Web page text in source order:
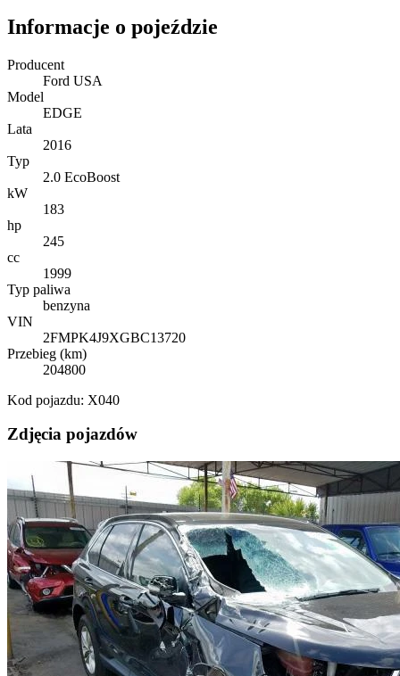
Informacje o pojeździe
Producent
Ford USA
Model
EDGE
Lata
2016
Typ
2.0 EcoBoost
kW
183
hp
245
cc
1999
Typ paliwa
benzyna
VIN
2FMPK4J9XGBC13720
Przebieg (km)
204800
Kod pojazdu: X040
Zdjęcia pojazdów